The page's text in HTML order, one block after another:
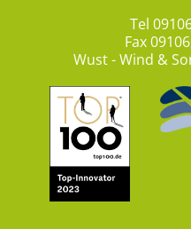
Tel
Fax
Wust - Wind &